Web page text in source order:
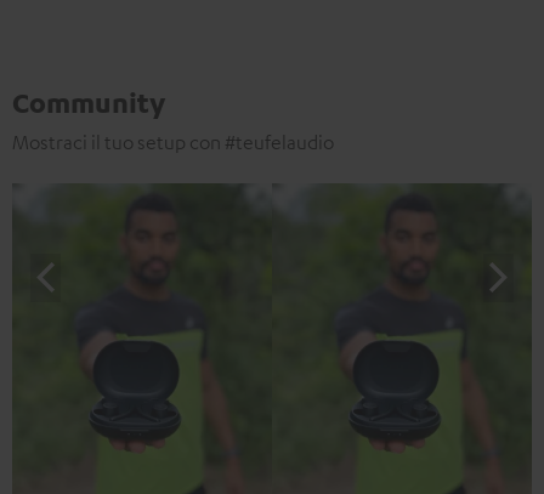
Community
Mostraci il tuo setup con #teufelaudio